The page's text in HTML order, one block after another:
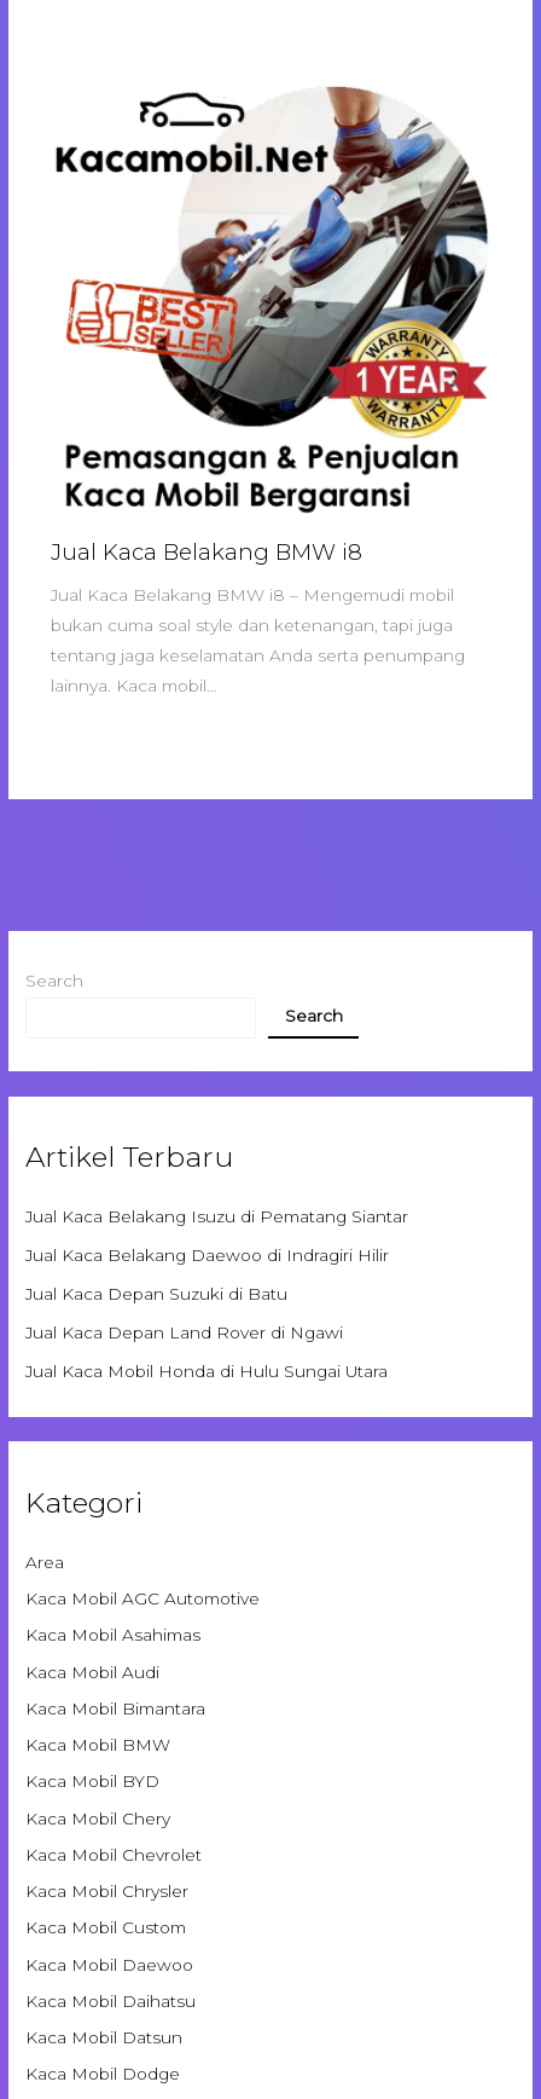
Jual Kaca Belakang BMW i8
Jual Kaca Belakang BMW i8 – Mengemudi mobil
bukan cuma soal style dan ketenangan, tapi juga
tentang jaga keselamatan Anda serta penumpang
lainnya. Kaca mobil…
Search
Search
Artikel Terbaru
Jual Kaca Belakang Isuzu di Pematang Siantar
Jual Kaca Belakang Daewoo di Indragiri Hilir
Jual Kaca Depan Suzuki di Batu
Jual Kaca Depan Land Rover di Ngawi
Jual Kaca Mobil Honda di Hulu Sungai Utara
Kategori
Area
Kaca Mobil AGC Automotive
Kaca Mobil Asahimas
Kaca Mobil Audi
Kaca Mobil Bimantara
Kaca Mobil BMW
Kaca Mobil BYD
Kaca Mobil Chery
Kaca Mobil Chevrolet
Kaca Mobil Chrysler
Kaca Mobil Custom
Kaca Mobil Daewoo
Kaca Mobil Daihatsu
Kaca Mobil Datsun
Kaca Mobil Dodge